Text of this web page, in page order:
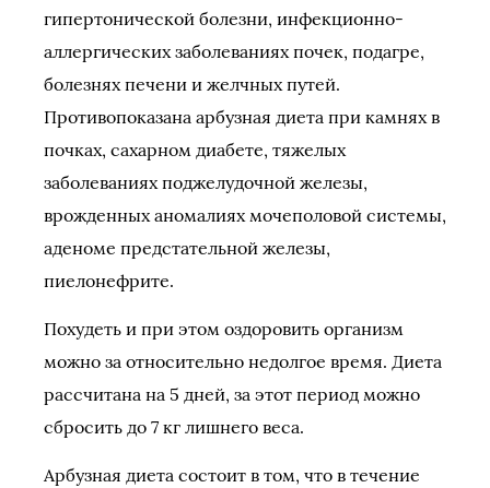
гипертонической болезни, инфекционно-
аллергических заболеваниях почек, подагре,
болезнях печени и желчных путей.
Противопоказана арбузная диета при камнях в
почках, сахарном диабете, тяжелых
заболеваниях поджелудочной железы,
врожденных аномалиях мочеполовой системы,
аденоме предстательной железы,
пиелонефрите.
Похудеть и при этом оздоровить организм
можно за относительно недолгое время. Диета
рассчитана на 5 дней, за этот период можно
сбросить до 7 кг лишнего веса.
Арбузная диета состоит в том, что в течение